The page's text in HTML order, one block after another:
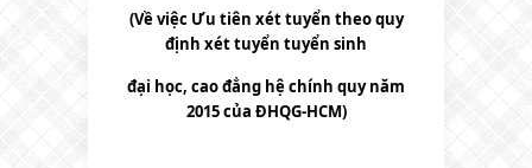
(Về việc Ưu tiên xét tuyển theo quy
định xét tuyển tuyển sinh
đại học, cao đẳng hệ chính quy năm
2015 của ĐHQG-HCM)